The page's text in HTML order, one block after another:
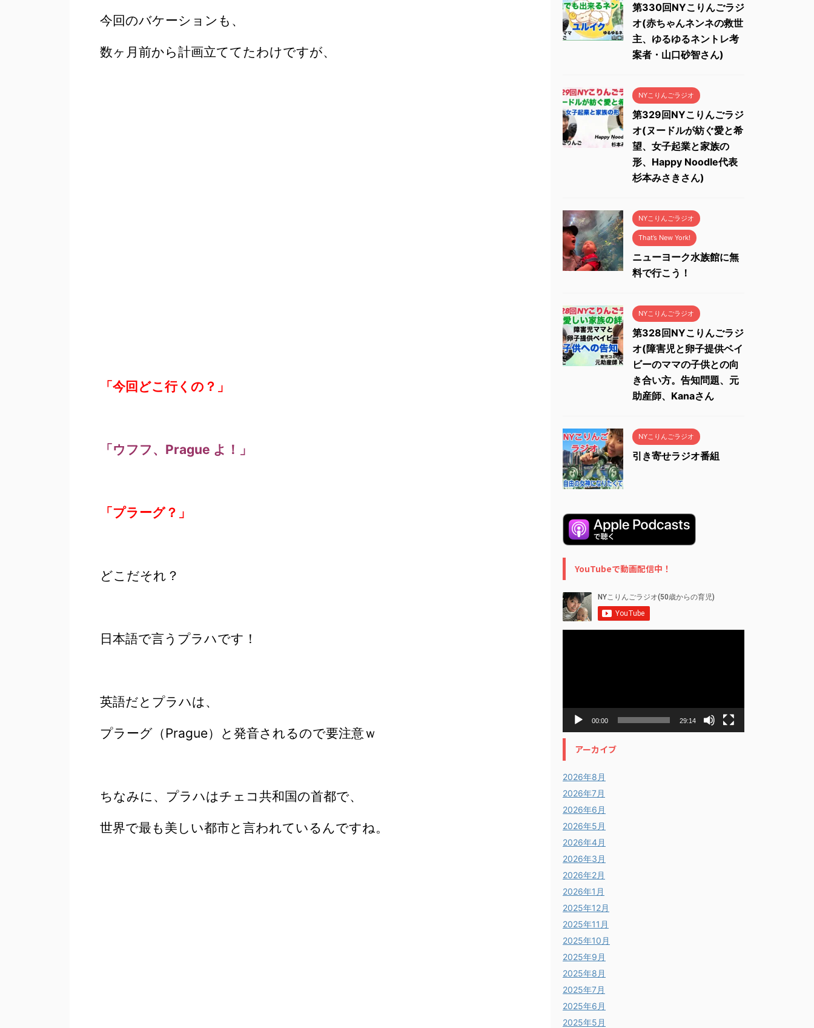
今回のバケーションも、
数ヶ月前から計画立ててたわけですが、
「今回どこ行くの？」
「ウフフ、Prague よ！」
「プラーグ？」
どこだそれ？
日本語で言うプラハです！
英語だとプラハは、
プラーグ（Prague）と発音されるので要注意ｗ
ちなみに、プラハはチェコ共和国の首都で、
世界で最も美しい都市と言われているんですね。
第330回NYこりんごラジ
オ(赤ちゃんネンネの救世
主、ゆるゆるネントレ考
案者・山口砂智さん)
NYこりんごラジオ
第329回NYこりんごラジ
オ(ヌードルが紡ぐ愛と希
望、女子起業と家族の
形、Happy Noodle代表
杉本みさきさん)
NYこりんごラジオ
That’s New York!
ニューヨーク水族館に無
料で行こう！
NYこりんごラジオ
第328回NYこりんごラジ
オ(障害児と卵子提供ベイ
ビーのママの子供との向
き合い方。告知問題、元
助産師、Kanaさん
NYこりんごラジオ
引き寄せラジオ番組
YouTubeで動画配信中！
00:00 29:14
アーカイブ
2026年8月
2026年7月
2026年6月
2026年5月
2026年4月
2026年3月
2026年2月
2026年1月
2025年12月
2025年11月
2025年10月
2025年9月
2025年8月
2025年7月
2025年6月
2025年5月